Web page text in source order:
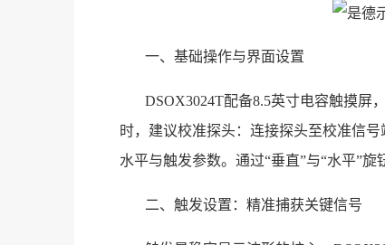
一、基础操作与界面设置
DSOX3024T配备8.5英寸电容触摸屏
时，建议校准探头：连接探头至校准信号
水平与触发参数。通过“垂直”与“水平”
二、触发设置：精准捕获关键信号